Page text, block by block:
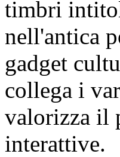
timbri
nell'antica
gadget
collega i
valorizza il
interattive.